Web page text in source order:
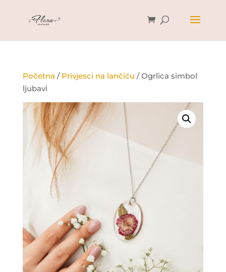
Početna / Privjesci na lančiću / Ogrlica simbol
ljubavi